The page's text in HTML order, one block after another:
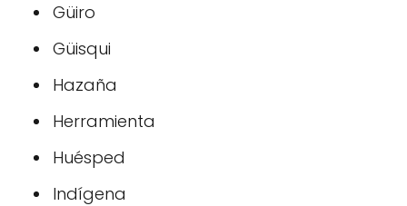
Güiro
Güisqui
Hazaña
Herramienta
Huésped
Indígena